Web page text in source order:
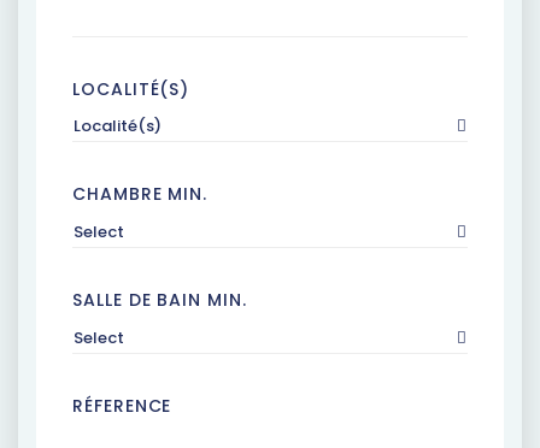
LOCALITÉ(S)
Localité(s)
CHAMBRE MIN.
Select
SALLE DE BAIN MIN.
Select
RÉFERENCE